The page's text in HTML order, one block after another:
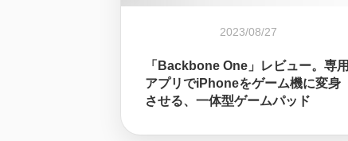
2023/08/27
「Backbone One」レビュー。専用
アプリでiPhoneをゲーム機に変身
させる、一体型ゲームパッド